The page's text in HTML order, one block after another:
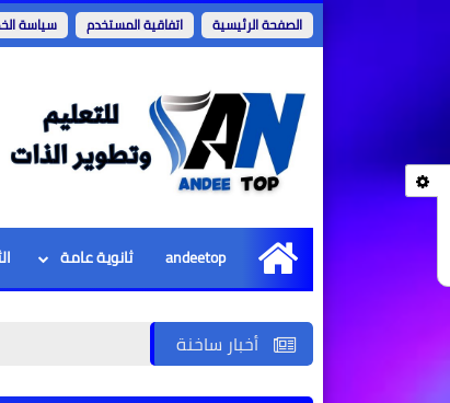
الصفحة الرئيسية اتفاقية المستخدم سياسة
الرئيسية
andeetop ثانوية عامة
أخبار ساخنة